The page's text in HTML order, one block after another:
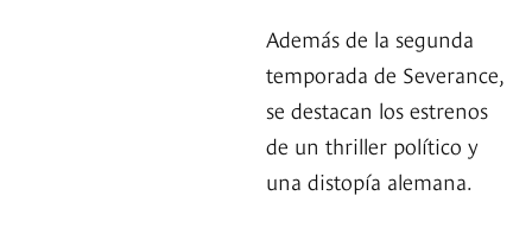
Además de la segunda
temporada de Severance,
se destacan los estrenos
de un thriller político y
una distopía alemana.